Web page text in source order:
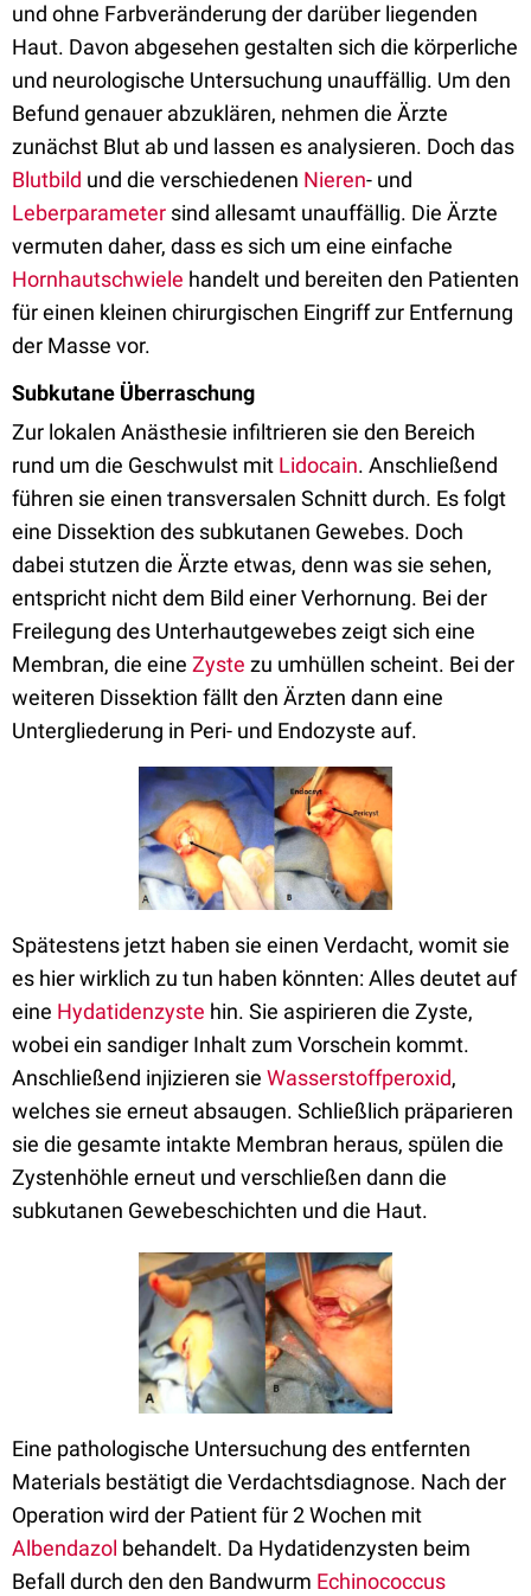
und ohne Farbveränderung der darüber liegenden
Haut. Davon abgesehen gestalten sich die körperliche
und neurologische Untersuchung unauffällig. Um den
Befund genauer abzuklären, nehmen die Ärzte
zunächst Blut ab und lassen es analysieren. Doch das
Blutbild und die verschiedenen Nieren- und
Leberparameter sind allesamt unauffällig. Die Ärzte
vermuten daher, dass es sich um eine einfache
Hornhautschwiele handelt und bereiten den Patienten
für einen kleinen chirurgischen Eingriff zur Entfernung
der Masse vor.
Subkutane Überraschung
Zur lokalen Anästhesie infiltrieren sie den Bereich
rund um die Geschwulst mit Lidocain. Anschließend
führen sie einen transversalen Schnitt durch. Es folgt
eine Dissektion des subkutanen Gewebes. Doch
dabei stutzen die Ärzte etwas, denn was sie sehen,
entspricht nicht dem Bild einer Verhornung. Bei der
Freilegung des Unterhautgewebes zeigt sich eine
Membran, die eine Zyste zu umhüllen scheint. Bei der
weiteren Dissektion fällt den Ärzten dann eine
Untergliederung in Peri- und Endozyste auf.
Spätestens jetzt haben sie einen Verdacht, womit sie
es hier wirklich zu tun haben könnten: Alles deutet auf
eine Hydatidenzyste hin. Sie aspirieren die Zyste,
wobei ein sandiger Inhalt zum Vorschein kommt.
Anschließend injizieren sie Wasserstoffperoxid,
welches sie erneut absaugen. Schließlich präparieren
sie die gesamte intakte Membran heraus, spülen die
Zystenhöhle erneut und verschließen dann die
subkutanen Gewebeschichten und die Haut.
Eine pathologische Untersuchung des entfernten
Materials bestätigt die Verdachtsdiagnose. Nach der
Operation wird der Patient für 2 Wochen mit
Albendazol behandelt. Da Hydatidenzysten beim
Befall durch den den Bandwurm Echinococcus